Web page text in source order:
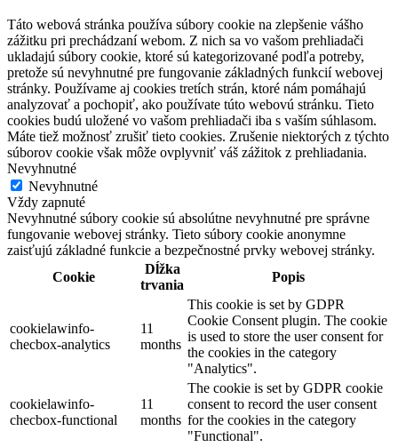
Táto webová stránka používa súbory cookie na zlepšenie vášho
zážitku pri prechádzaní webom. Z nich sa vo vašom prehliadači
ukladajú súbory cookie, ktoré sú kategorizované podľa potreby,
pretože sú nevyhnutné pre fungovanie základných funkcií webovej
stránky. Používame aj cookies tretích strán, ktoré nám pomáhajú
analyzovať a pochopiť, ako používate túto webovú stránku. Tieto
cookies budú uložené vo vašom prehliadači iba s vaším súhlasom.
Máte tiež možnosť zrušiť tieto cookies. Zrušenie niektorých z týchto
súborov cookie však môže ovplyvniť váš zážitok z prehliadania.
Nevyhnutné
Nevyhnutné
Vždy zapnuté
Nevyhnutné súbory cookie sú absolútne nevyhnutné pre správne
fungovanie webovej stránky. Tieto súbory cookie anonymne
zaisťujú základné funkcie a bezpečnostné prvky webovej stránky.
Cookie
Dĺžka
trvania
Popis
cookielawinfo-
checbox-analytics
11
months
This cookie is set by GDPR
Cookie Consent plugin. The cookie
is used to store the user consent for
the cookies in the category
"Analytics".
cookielawinfo-
checbox-functional
11
months
The cookie is set by GDPR cookie
consent to record the user consent
for the cookies in the category
"Functional".